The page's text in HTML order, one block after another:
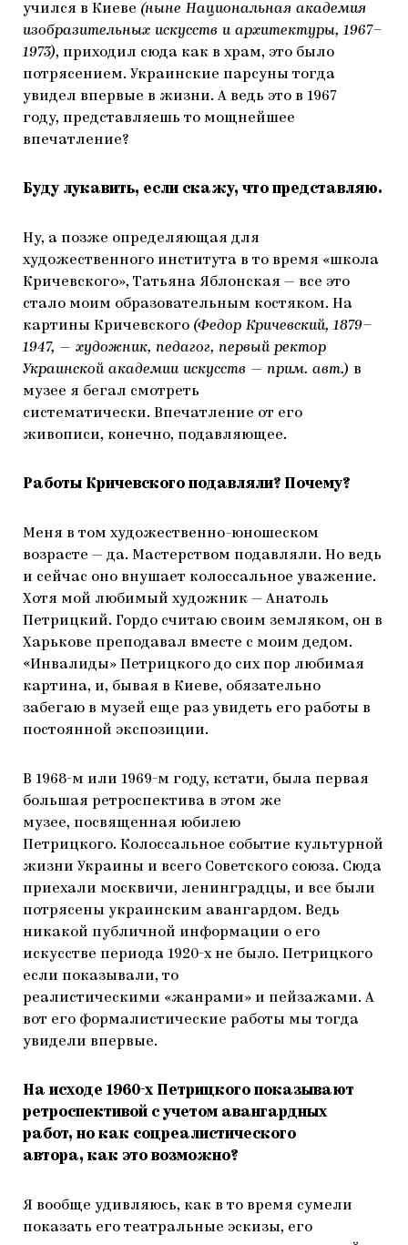
учился в Киеве (ныне Национальная академия
изобразительных искусств и архитектуры, 1967–
1973), приходил сюда как в храм, это было
потрясением. Украинские парсуны тогда
увидел впервые в жизни. А ведь это в 1967
году, представляешь то мощнейшее
впечатление?
Буду лукавить, если скажу, что представляю.
Ну, а позже определяющая для
художественного института в то время «школа
Кричевского», Татьяна Яблонская — все это
стало моим образовательным костяком. На
картины Кричевского (Федор Кричевский, 1879–
1947, — художник, педагог, первый ректор
Украинской академии искусств — прим. авт.) в
музее я бегал смотреть
систематически. Впечатление от его
живописи, конечно, подавляющее.
Работы Кричевского подавляли? Почему?
Меня в том художественно-юношеском
возрасте — да. Мастерством подавляли. Но ведь
и сейчас оно внушает колоссальное уважение.
Хотя мой любимый художник — Анатоль
Петрицкий. Гордо считаю своим земляком, он в
Харькове преподавал вместе с моим дедом.
«Инвалиды» Петрицкого до сих пор любимая
картина, и, бывая в Киеве, обязательно
забегаю в музей еще раз увидеть его работы в
постоянной экспозиции.
В 1968-м или 1969-м году, кстати, была первая
большая ретроспектива в этом же
музее, посвященная юбилею
Петрицкого. Колоссальное событие культурной
жизни Украины и всего Советского союза. Сюда
приехали москвичи, ленинградцы, и все были
потрясены украинским авангардом. Ведь
никакой публичной информации о его
искусстве периода 1920-х не было. Петрицкого
если показывали, то
реалистическими «жанрами» и пейзажами. А
вот его формалистические работы мы тогда
увидели впервые.
На исходе 1960-х Петрицкого показывают
ретроспективой с учетом авангардных
работ, но как соцреалистического
автора, как это возможно?
Я вообще удивляюсь, как в то время сумели
показать его театральные эскизы, его